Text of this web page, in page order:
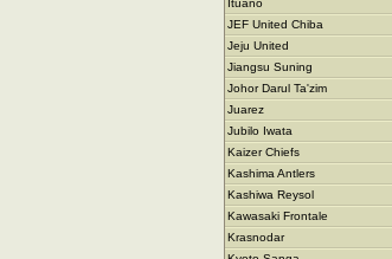
Ituano
JEF United Chiba
Jeju United
Jiangsu Suning
Johor Darul Ta'zim
Juarez
Jubilo Iwata
Kaizer Chiefs
Kashima Antlers
Kashiwa Reysol
Kawasaki Frontale
Krasnodar